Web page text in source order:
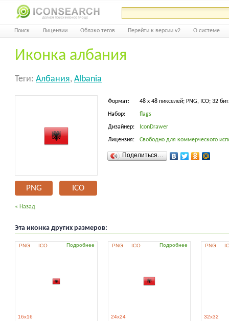
Поиск Лицензии Облако тегов Перейти к версии v2 О системе
Иконка албания
Теги: Албания, Albania
PNG ICO
Формат: 48 x 48 пикселей; PNG, ICO; 32
Набор: flags
Дизайнер: IconDrawer
Лицензия: Свободно для коммерческого
Поделиться…
« Назад
Эта иконка других размеров:
PNG ICO Подробнее
16x16
PNG ICO Подробнее
24x24
PNG
32x32